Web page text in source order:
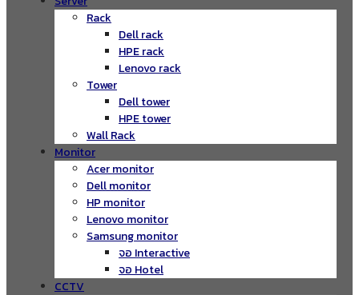
Rack
Dell rack
HPE rack
Lenovo rack
Tower
Dell tower
HPE tower
Wall Rack
Monitor
Acer monitor
Dell monitor
HP monitor
Lenovo monitor
Samsung monitor
จอ Interactive
จอ Hotel
CCTV